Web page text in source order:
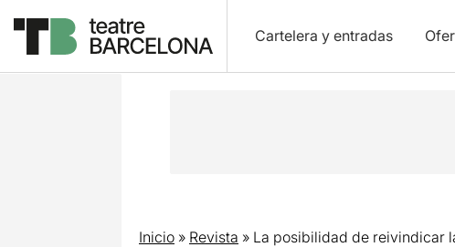
Cartelera y entradas
Inicio» Revista » La posibilidad de reivindicar